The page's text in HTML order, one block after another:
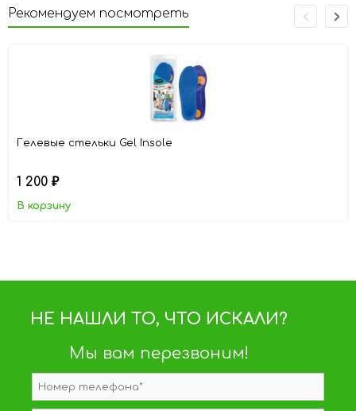
Рекомендуем посмотреть
Гелевые стельки Gel Insole
1 200 ₽
В корзину
НЕ НАШЛИ ТО, ЧТО ИСКАЛИ?
Мы вам перезвоним!